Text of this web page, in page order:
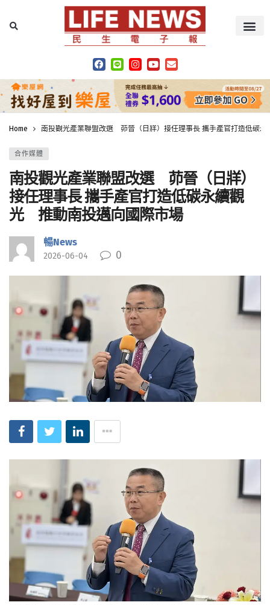
Home 南投觀光產業聯盟改選 茆晉（日牂）接任理事長 攜手產官打造低碳
合作媒體
南投觀光產業聯盟改選 茆晉（日牂）
接任理事長 攜手產官打造低碳永續觀
光 推動南投邁向國際市場
暢News
2026-06-04 0